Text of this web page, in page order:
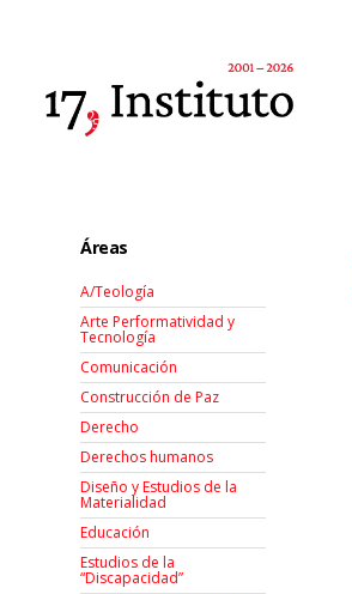
Áreas
A/Teología
Arte Performatividad y
Tecnología
Comunicación
Construcción de Paz
Derecho
Derechos humanos
Diseño y Estudios de la
Materialidad
Educación
Estudios de la
“Discapacidad”